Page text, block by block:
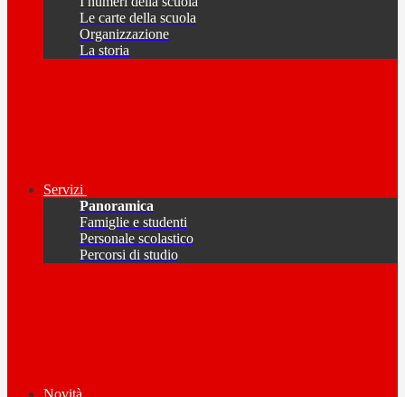
Le carte della scuola
Organizzazione
La storia
Servizi
Panoramica
Famiglie e studenti
Personale scolastico
Percorsi di studio